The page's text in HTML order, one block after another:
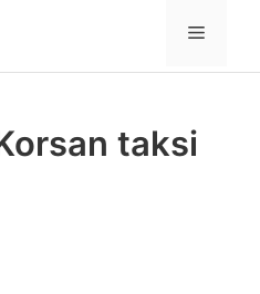
MENÜ
taksi